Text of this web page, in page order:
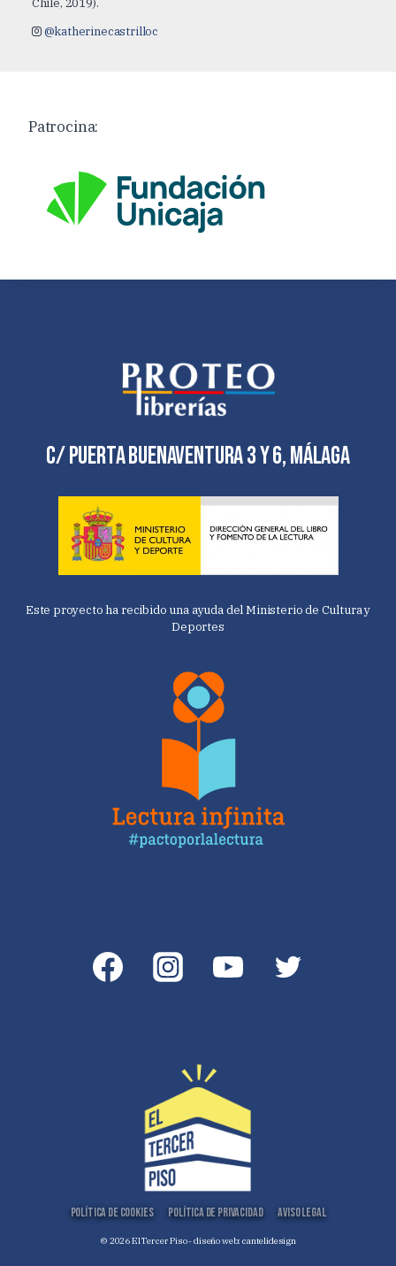
Chile, 2019).
@katherinecastrilloc
Patrocina:
C/ Puerta Buenaventura 3 y 6, Málaga
Este proyecto ha recibido una ayuda del Ministerio de Cultura y
Deportes
Política de Cookies Política de Privacidad Aviso Legal
© 2026 El Tercer Piso - diseño web:cantelidesign